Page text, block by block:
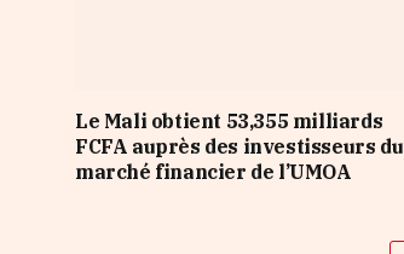
Le Mali obtient 53,355 milliards
FCFA auprès des investisseurs du
marché financier de l’UMOA